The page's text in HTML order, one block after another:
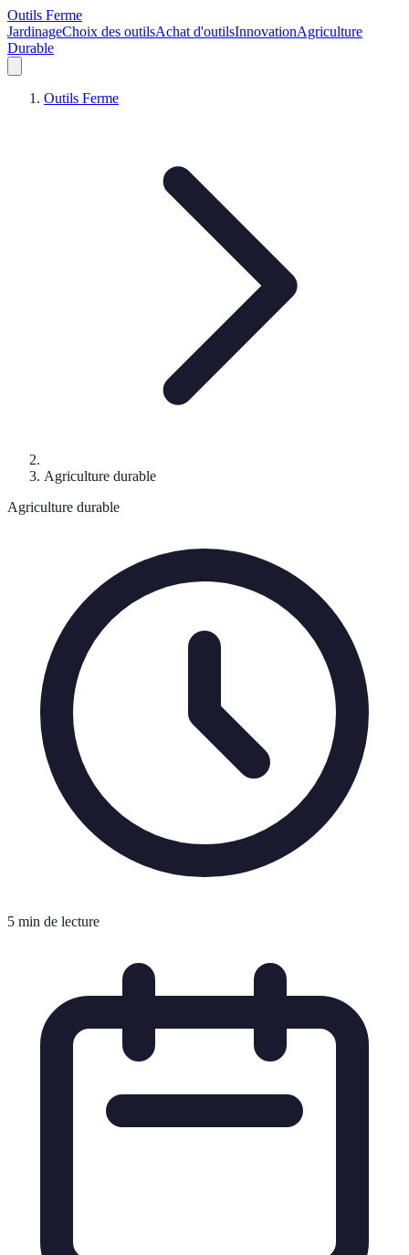
Outils Ferme
JardinageChoix des outilsAchat d'outilsInnovationAgriculture
Durable
Outils Ferme
Agriculture durable
Agriculture durable
5 min de lecture